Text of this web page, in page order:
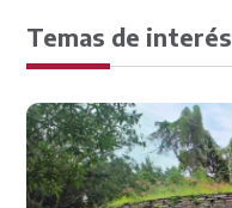
Temas de interés